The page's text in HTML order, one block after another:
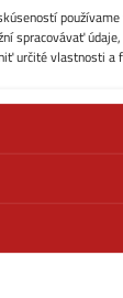
spracovávať
určité vlastnosti a